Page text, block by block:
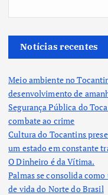
Notícias recentes
Meio ambiente no
desenvolvimento de
Segurança Pública do
combate ao crime
Cultura do Tocantins
um estado em constante
O Dinheiro é da Vítima.
Palmas se consolida
de vida do Norte do Brasil